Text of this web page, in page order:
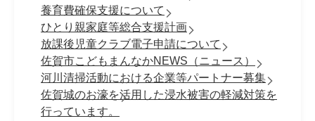
養育費確保支援について
ひとり親家庭等総合支援計画
放課後児童クラブ電子申請について
佐賀市こどもまんなかNEWS（ニュース）
河川清掃活動における企業等パートナー募集
佐賀城のお濠を活用した浸水被害の軽減対策を
行っています。